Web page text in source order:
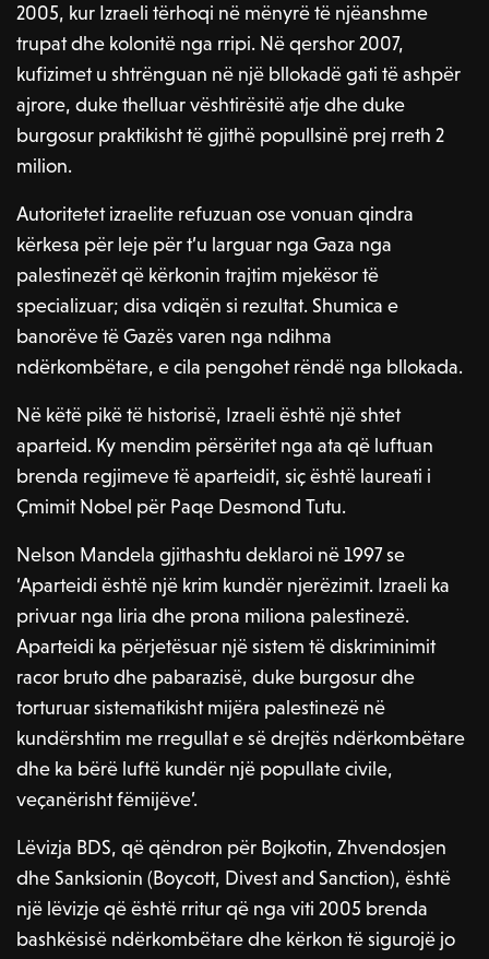
2005, kur Izraeli tërhoqi në mënyrë të njëanshme
trupat dhe kolonitë nga rripi. Në qershor 2007,
kufizimet u shtrënguan në një bllokadë gati të ashpër
ajrore, duke thelluar vështirësitë atje dhe duke
burgosur praktikisht të gjithë popullsinë prej rreth 2
milion.
Autoritetet izraelite refuzuan ose vonuan qindra
kërkesa për leje për t’u larguar nga Gaza nga
palestinezët që kërkonin trajtim mjekësor të
specializuar; disa vdiqën si rezultat. Shumica e
banorëve të Gazës varen nga ndihma
ndërkombëtare, e cila pengohet rëndë nga bllokada.
Në këtë pikë të historisë, Izraeli është një shtet
aparteid. Ky mendim përsëritet nga ata që luftuan
brenda regjimeve të aparteidit, siç është laureati i
Çmimit Nobel për Paqe Desmond Tutu.
Nelson Mandela gjithashtu deklaroi në 1997 se
‘Aparteidi është një krim kundër njerëzimit. Izraeli ka
privuar nga liria dhe prona miliona palestinezë.
Aparteidi ka përjetësuar një sistem të diskriminimit
racor bruto dhe pabarazisë, duke burgosur dhe
torturuar sistematikisht mijëra palestinezë në
kundërshtim me rregullat e së drejtës ndërkombëtare
dhe ka bërë luftë kundër një popullate civile,
veçanërisht fëmijëve’.
Lëvizja BDS, që qëndron për Bojkotin, Zhvendosjen
dhe Sanksionin (Boycott, Divest and Sanction), është
një lëvizje që është rritur që nga viti 2005 brenda
bashkësisë ndërkombëtare dhe kërkon të sigurojë jo